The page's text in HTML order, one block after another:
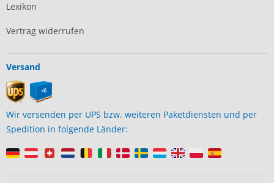
Lexikon
Vertrag widerrufen
Versand
Wir versenden per UPS bzw. weiteren Paketdiensten und per
Spedition in folgende Länder: